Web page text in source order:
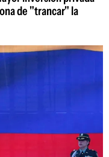
de "trancar" la